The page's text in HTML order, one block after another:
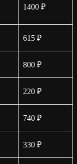
1400 ₽
615 ₽
800 ₽
220 ₽
740 ₽
330 ₽